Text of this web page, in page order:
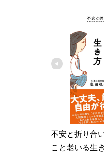
不安と折り合
こと老いる生